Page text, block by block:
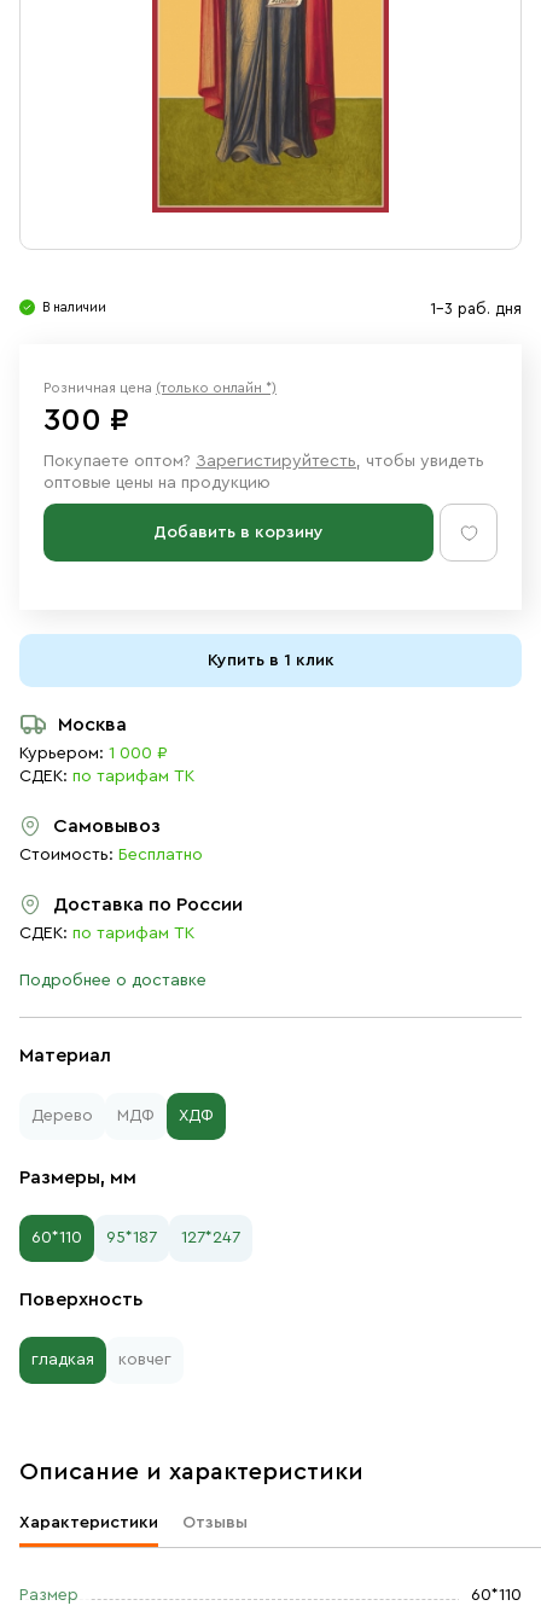
Ювелирные изделия
В наличии 1-3 раб. дня
Материал
Дерево МДФ ХДФ
Размеры, мм
60*110 95*187 127*247
Поверхность
гладкая ковчег
Розничная цена (только онлайн *)
300 ₽
Покупаете оптом? Зарегистируйтесть, чтобы увидеть
оптовые цены на продукцию
Добавить в корзину
Купить в 1 клик
Москва
Курьером: 1 000 ₽
СДЕК: по тарифам ТК
Самовывоз
Стоимость: Бесплатно
Доставка по России
СДЕК: по тарифам ТК
Подробнее о доставке
Описание и характеристики
Характеристики Отзывы
Размер 60*110